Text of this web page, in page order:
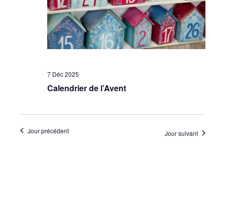
7 Déc 2025
Calendrier de l’Avent
Jour précédent Jour suivant